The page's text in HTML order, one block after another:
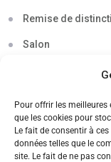
Pour offrir les
que les cookies pour
Le fait de consentir à
données telles que le
site. Le fait de ne pas
Remise de
Salon
Soirée
Sortie découverte